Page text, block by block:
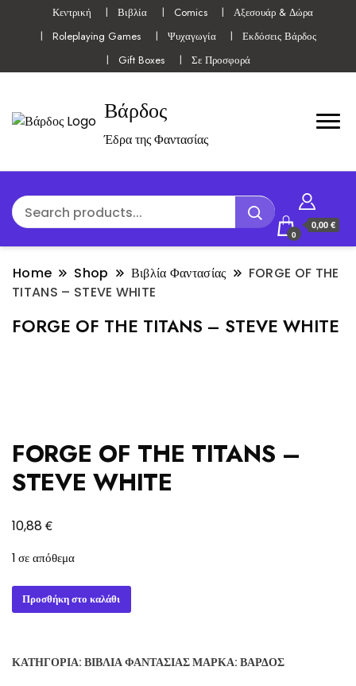
Κεντρική Βιβλία Comics
Αξεσουάρ & Δώρα
Roleplaying Games
Ψυχαγωγία
Εκδόσεις Βάρδος
Gift Boxes
Σε Προσφορά
Βάρδος
Έδρα της Φαντασίας
0
0,00 €
Home Shop Βιβλία Φαντασίας
FORGE OF THE
TITANS – STEVE WHITE
FORGE OF THE TITANS – STEVE WHITE
FORGE OF THE TITANS –
STEVE WHITE
10,88€
1 σε απόθεμα
FORGE
OF
-
Προσθήκη στο καλάθι
ΚΑΤΗΓΟΡΊΑ: ΒΙΒΛΊΑ ΦΑΝΤΑΣΊΑΣΜΆΡΚΑ: ΒΆΡΔΟΣ